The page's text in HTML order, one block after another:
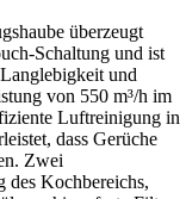
überzeugt
Schaltung und ist
und
von 550 m³/h im
Luftreinigung in
dass Gerüche
Zwei
des Kochbereichs,